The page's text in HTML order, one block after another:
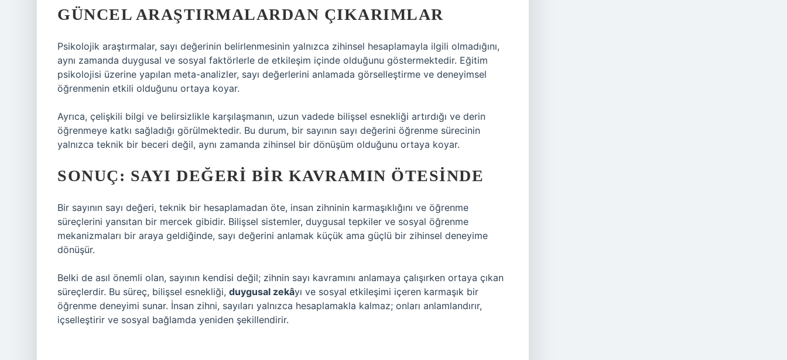
GÜNCEL ARAŞTIRMALARDAN ÇIKARIMLAR
Psikolojik araştırmalar, sayı değerinin belirlenmesinin yalnızca zihinsel hesaplamayla ilgili olmadığını,
aynı zamanda duygusal ve sosyal faktörlerle de etkileşim içinde olduğunu göstermektedir. Eğitim
psikolojisi üzerine yapılan meta-analizler, sayı değerlerini anlamada görselleştirme ve deneyimsel
öğrenmenin etkili olduğunu ortaya koyar.
Ayrıca, çelişkili bilgi ve belirsizlikle karşılaşmanın, uzun vadede bilişsel esnekliği artırdığı ve derin
öğrenmeye katkı sağladığı görülmektedir. Bu durum, bir sayının sayı değerini öğrenme sürecinin
yalnızca teknik bir beceri değil, aynı zamanda zihinsel bir dönüşüm olduğunu ortaya koyar.
SONUÇ: SAYI DEĞERI BIR KAVRAMIN ÖTESINDE
Bir sayının sayı değeri, teknik bir hesaplamadan öte, insan zihninin karmaşıklığını ve öğrenme
süreçlerini yansıtan bir mercek gibidir. Bilişsel sistemler, duygusal tepkiler ve sosyal öğrenme
mekanizmaları bir araya geldiğinde, sayı değerini anlamak küçük ama güçlü bir zihinsel deneyime
dönüşür.
Belki de asıl önemli olan, sayının kendisi değil; zihnin sayı kavramını anlamaya çalışırken ortaya çıkan
süreçlerdir. Bu süreç, bilişsel esnekliği, duygusal zekâyı ve sosyal etkileşimi içeren karmaşık bir
öğrenme deneyimi sunar. İnsan zihni, sayıları yalnızca hesaplamakla kalmaz; onları anlamlandırır,
içselleştirir ve sosyal bağlamda yeniden şekillendirir.